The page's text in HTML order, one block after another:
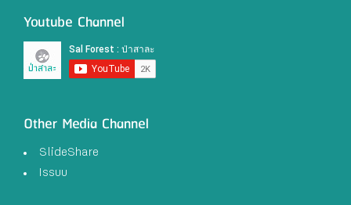
Youtube Channel
Other Media Channel
SlideShare
Issuu